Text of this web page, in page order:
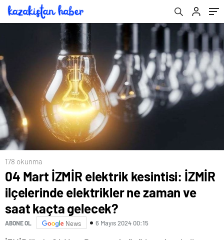
kaçta gelecek?
178 okunma
04 Mart İZMİR elektrik kesintisi: İZMİR
ilçelerinde elektrikler ne zaman ve
saat kaçta gelecek?
ABONE OL News 6 Mayıs 2024 00:15